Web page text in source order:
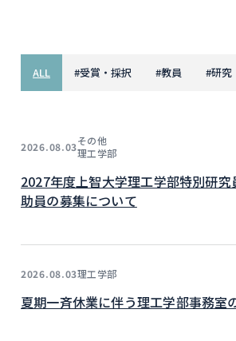
ALL #受賞・採択 #教員 #研究
2026.08.03その他
理工学部
2027年度上智大学理工学部特別研
助員の募集について
2026.08.03理工学部
夏期一斉休業に伴う理工学部事務室